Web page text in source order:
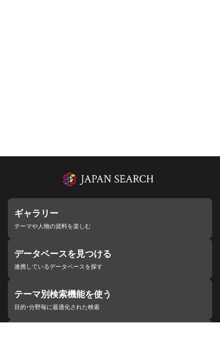
ギャラリー
テーマや人物の資料を楽しむ
データベースを見つける
連携しているデータベースを探す
テーマ別検索機能を使う
目的・分野毎に最適化された検索